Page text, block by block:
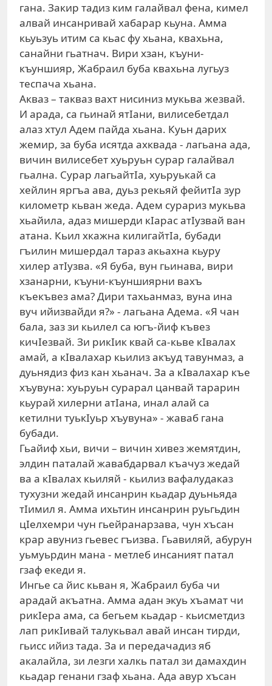
гана. Закир тадиз ким галайвал фена, кимел
алвай инсанривай хабарар кьуна. Амма
кьуьзуь итим са кьас фу хьана, квахьна,
санайни гьатнач. Вири хзан, къуни-
къуншияр, Жабраил буба квахьна лугьуз
теспача хьана.
Акваз – такваз вахт нисиниз мукьва жезвай.
И арада, са гьинай ятIани, вилисебетдал
алаз хтул Адем пайда хьана. Куьн дарих
жемир, за буба исятда ахквада - лагьана ада,
вичин вилисебет хуьруьн сурар галайвал
гьална. Сурар лагьайтIа, хуьруькай са
хейлин яргъа ава, дуьз рекьяй фейитIа зур
километр кьван жеда. Адем сурариз мукьва
хьайила, адаз мишерди кIарас атIузвай ван
атана. Кьил хкажна килигайтIа, бубади
гъилин мишердал тараз акьахна кьуру
хилер атIузва. «Я буба, вун гьинава, вири
хзанарни, къуни-къуншиярни вахъ
къекъвез ама? Дири тахьанмаз, вуна ина
вуч ийизвайди я?» - лагьана Адема. «Я чан
бала, заз зи кьилел са югъ-йиф къвез
кичIезвай. Зи рикIик квай са-кьве кIвалах
амай, а кIвалахар кьилиз акъуд тавунмаз, а
дуьнядиз физ кан хьанач. За а кIвалахар къе
хъувуна: хуьруьн сурарал цанвай тарарин
кьурай хилерни атIана, инал алай са
кетилни туькIуьр хъувуна» - жаваб гана
бубади.
Гьайиф хьи, вичи – вичин хивез жемятдин,
элдин паталай жавабдарвал къачуз жедай
ва а кIвалах кьиляй - кьилиз вафалудаказ
тухузни жедай инсанрин кьадар дуьньяда
тIимил я. Амма ихьтин инсанрин руьгьдин
цIелхемри чун гьейранарзава, чун хъсан
крар авуниз гьевес гъизва. Гьавиляй, абурун
уьмуьрдин мана - метлеб инсаният патал
гзаф екеди я.
Ингье са йис кьван я, Жабраил буба чи
арадай акъатна. Амма адан экуь хъамат чи
рикIера ама, са бегьем кьадар - кьисметдиз
лап рикIивай талукьвал авай инсан тирди,
гьисс ийиз тада. За и передачадиз яб
акалайла, зи лезги халкь патал зи дамахдин
кьадар генани гзаф хьана. Ада авур хъсан